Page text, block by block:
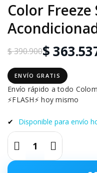
Color
$ 390.900$
ENVÍO GRATIS
Envío rápido a todo
⚡FLASH⚡ hoy mismo
✔ Disponible para envío